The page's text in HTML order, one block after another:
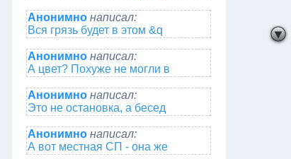
Анонимно написал:
Вся грязь будет в этом &q
Анонимно написал:
А цвет? Похуже не могли в
Анонимно написал:
Это не остановка, а бесед
Анонимно написал:
А вот местная СП - она же